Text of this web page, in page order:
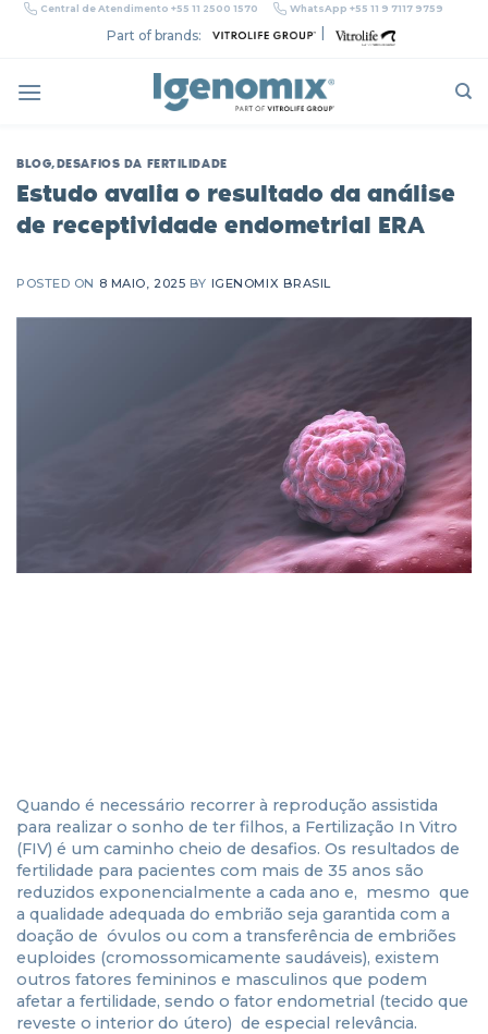
Skip Central de Atendimento +55 11 2500 1570 WhatsApp +55 11 9 7117 9759
Part of brands:
BLOG,DESAFIOS DA FERTILIDADE
Estudo avalia o resultado da análise
de receptividade endometrial ERA
POSTED ON 8 MAIO, 2025 BY IGENOMIX BRASIL
Quando é necessário recorrer à reprodução assistida
para realizar o sonho de ter filhos, a Fertilização In Vitro
(FIV) é um caminho cheio de desafios. Os resultados de
fertilidade para pacientes com mais de 35 anos são
reduzidos exponencialmente a cada ano e, mesmo que
a qualidade adequada do embrião seja garantida com a
doação de óvulos ou com a transferência de embriões
euploides (cromossomicamente saudáveis), existem
outros fatores femininos e masculinos que podem
afetar a fertilidade, sendo o fator endometrial (tecido que
reveste o interior do útero) de especial relevância.